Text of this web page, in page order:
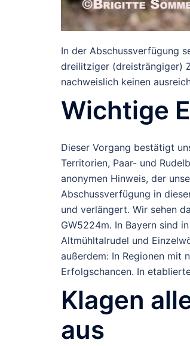
In der Abschussverfügung
dreilitziger (dreisträngiger)
nachweislich keinen
Wichtige
Dieser Vorgang bestätigt
Territorien, Paar- und
anonymen Hinweis, der
Abschussverfügung in
und verlängert. Wir sehen
GW5224m. In Bayern sind
Altmühltalrudel und
außerdem: In Regionen mit
Erfolgschancen. In
Klagen
aus